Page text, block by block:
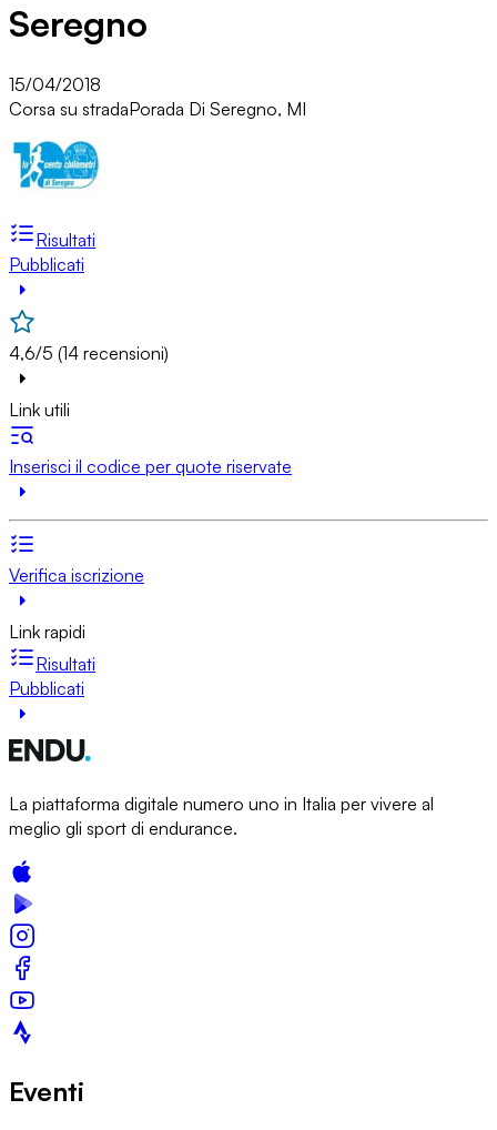
Seregno
15/04/2018
Corsa su stradaPorada Di Seregno, MI
Risultati
Pubblicati
4,6/5 (14 recensioni)
Link utili
Inserisci il codice per quote riservate
Verifica iscrizione
Link rapidi
Risultati
Pubblicati
La piattaforma digitale numero uno in Italia per vivere al
meglio gli sport di endurance.
Eventi